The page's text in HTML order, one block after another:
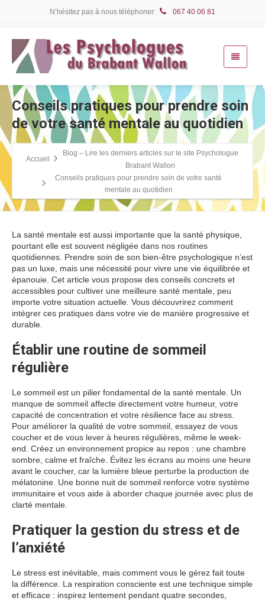
N’hésitez pas à nous téléphoner: 067 40 06 81
Conseils pratiques pour prendre soin
de votre santé mentale au quotidien
Accueil
Blog – Lire les derniers articles sur le site Psychologue
Brabant Wallon
Conseils pratiques pour prendre soin de votre santé
mentale au quotidien
La santé mentale est aussi importante que la santé physique,
pourtant elle est souvent négligée dans nos routines
quotidiennes. Prendre soin de son bien-être psychologique n’est
pas un luxe, mais une nécessité pour vivre une vie équilibrée et
épanouie. Cet article vous propose des conseils concrets et
accessibles pour cultiver une meilleure santé mentale, peu
importe votre situation actuelle. Vous découvrirez comment
intégrer ces pratiques dans votre vie de manière progressive et
durable.
Établir une routine de sommeil
régulière
Le sommeil est un pilier fondamental de la santé mentale. Un
manque de sommeil affecte directement votre humeur, votre
capacité de concentration et votre résilience face au stress.
Pour améliorer la qualité de votre sommeil, essayez de vous
coucher et de vous lever à heures régulières, même le week-
end. Créez un environnement propice au repos : une chambre
sombre, calme et fraîche. Évitez les écrans au moins une heure
avant le coucher, car la lumière bleue perturbe la production de
mélatonine. Une bonne nuit de sommeil renforce votre système
immunitaire et vous aide à aborder chaque journée avec plus de
clarté mentale.
Pratiquer la gestion du stress et de
l’anxiété
Le stress est inévitable, mais comment vous le gérez fait toute
la différence. La respiration consciente est une technique simple
et efficace : inspirez lentement pendant quatre secondes,